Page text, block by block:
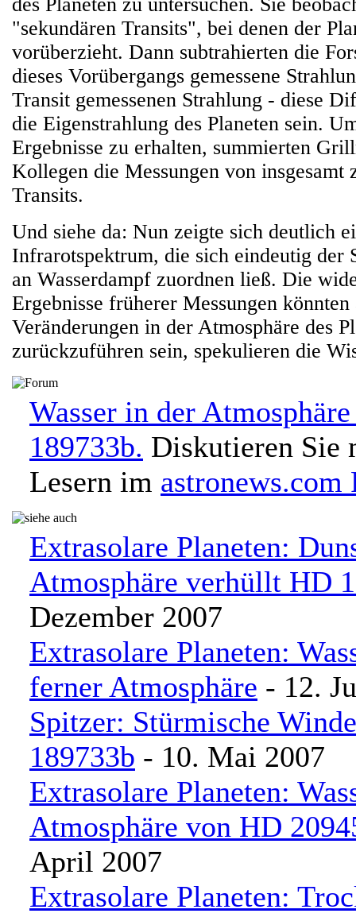
"sekundären Transits", bei denen der
vorüberzieht. Dann subtrahierten die
dieses Vorübergangs gemessene
Transit gemessenen Strahlung - diese
die Eigenstrahlung des Planeten sein.
Ergebnisse zu erhalten, summierten
Kollegen die Messungen von insgesamt
Transits.
Und siehe da: Nun zeigte sich deutlich
Infrarotspektrum, die sich eindeutig der
an Wasserdampf zuordnen ließ. Die
Ergebnisse früherer Messungen
Veränderungen in der Atmosphäre des
zurückzuführen sein, spekulieren die
Wasser in der
189733b. Diskutieren Sie
Lesern im astronews.com
Extrasolare Planeten:
Atmosphäre verhüllt HD
Dezember 2007
Extrasolare Planeten:
ferner Atmosphäre - 12.
Spitzer: Stürmische
189733b - 10. Mai 2007
Extrasolare Planeten:
Atmosphäre von HD
April 2007
Extrasolare Planeten: